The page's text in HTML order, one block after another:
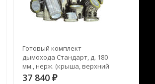
Готовый комплект
дымохода Стандарт, д. 180
мм., нерж. (крыша, верхний
выход)
37 840₽